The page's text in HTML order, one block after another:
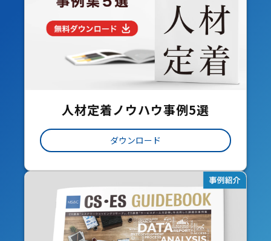
人材定着ノウハウ事例5選
ダウンロード